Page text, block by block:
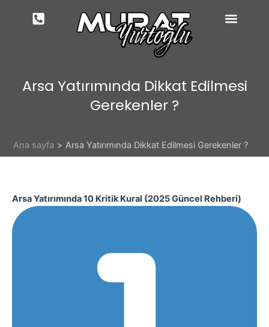
Arsa Yatırımında Dikkat Edilmesi
Gerekenler ?
Ana sayfa Arsa Yatırımında Dikkat Edilmesi Gerekenler ?
Arsa Yatırımında 10 Kritik Kural (2025 Güncel Rehberi)